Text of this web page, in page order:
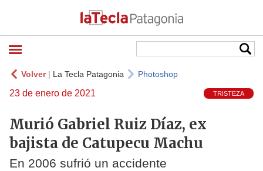
Volver| La Tecla Patagonia Photoshop
23 de enero de 2021 TRISTEZA
Murió Gabriel Ruiz Díaz, ex
bajista de Catupecu Machu
En 2006 sufrió un accidente